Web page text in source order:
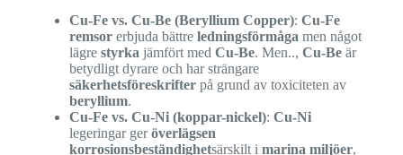
Cu-Fe vs. Cu-Be (Beryllium Copper): Cu-Fe
remsorerbjuda bättre ledningsförmåga men något
lägre styrka jämfört med Cu-Be. Men.., Cu-Beär
betydligt dyrare och har strängare
säkerhetsföreskrifterpå grund av toxiciteten av
beryllium.
Cu-Fe vs. Cu-Ni (koppar-nickel): Cu-Ni
legeringar geröverlägsen
korrosionsbeständighetsärskilt i marina miljöer,